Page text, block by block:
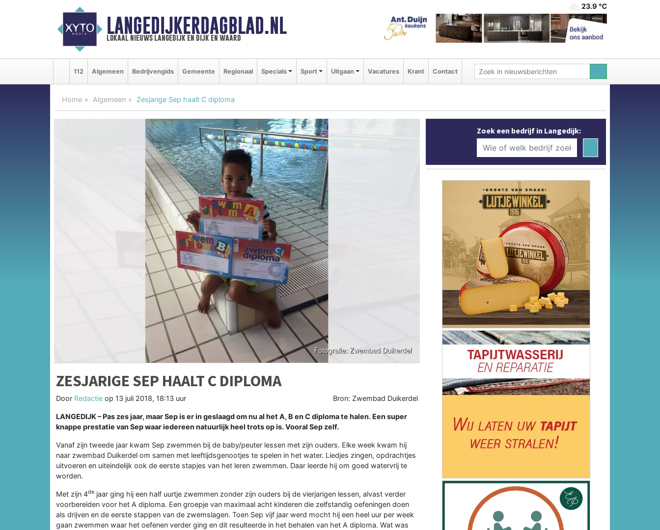
LANGEDIJKERDAGBLAD.NL
lokaal nieuws langedijk en dijk en waard
23.9 ℃
112 Algemeen Bedrijvengids Gemeente Regionaal Specials Sport Uitgaan Vacatures Krant Contact
Home Algemeen Zesjarige Sep haalt C diploma
ZESJARIGE SEP HAALT C DIPLOMA
Door Redactie op 13 juli 2018, 18:13 uur Bron: Zwembad Duikerdel
LANGEDIJK – Pas zes jaar, maar Sep is er in geslaagd om nu al het A, B en C diploma te halen. Een super
knappe prestatie van Sep waar iedereen natuurlijk heel trots op is. Vooral Sep zelf.
Vanaf zijn tweede jaar kwam Sep zwemmen bij de baby/peuter lessen met zijn ouders. Elke week kwam hij
naar zwembad Duikerdel om samen met leeftijdsgenootjes te spelen in het water. Liedjes zingen, opdrachtjes
uitvoeren en uiteindelijk ook de eerste stapjes van het leren zwemmen. Daar leerde hij om goed watervrij te
worden.
Met zijn 4de jaar ging hij een half uurtje zwemmen zonder zijn ouders bij de vierjarigen lessen, alvast verder
voorbereiden voor het A diploma. Een groepje van maximaal acht kinderen die zelfstandig oefeningen doen
als drijven en de eerste stappen van de zwemslagen. Toen Sep vijf jaar werd mocht hij een heel uur per week
gaan zwemmen waar het oefenen verder ging en dit resulteerde in het behalen van het A diploma. Wat was
Zoek een bedrijf in Langedijk: